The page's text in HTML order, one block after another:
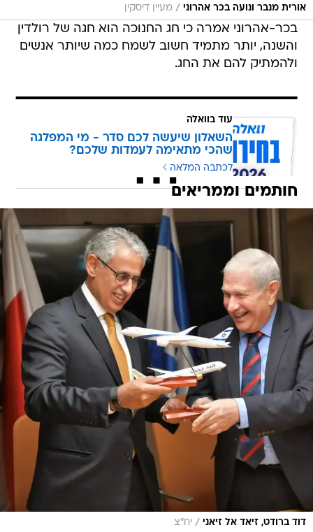
אורית מנבר ונועה בכר אהרוני / מעיין דיסקין
בכר-אהרוני אמרה כי חג החנוכה הוא חגה של רולדין
והשנה, יותר מתמיד חשוב לשמח כמה שיותר אנשים
ולהמתיק להם את החג.
עוד בוואלה
השאלון שיעשה לכם סדר - מי המפלגה
שהכי מתאימה לעמדות שלכם?
לכתבה המלאה
חותמים וממריאים
דוד ברודט, זיאד אל זיאני / יח"צ